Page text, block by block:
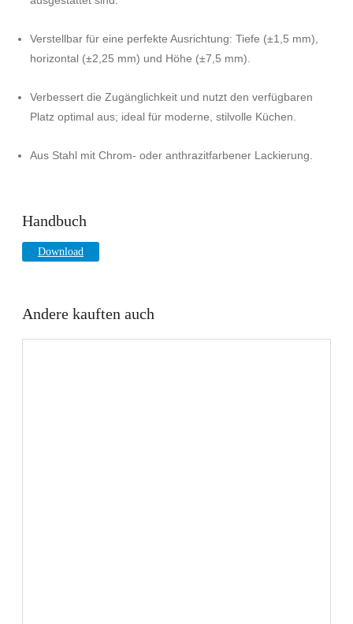
Verstellbar für eine perfekte Ausrichtung: Tiefe (±1,5 mm),
horizontal (±2,25 mm) und Höhe (±7,5 mm).
Verbessert die Zugänglichkeit und nutzt den verfügbaren
Platz optimal aus; ideal für moderne, stilvolle Küchen.
Aus Stahl mit Chrom- oder anthrazitfarbener Lackierung.
Handbuch
Download
Andere kauften auch